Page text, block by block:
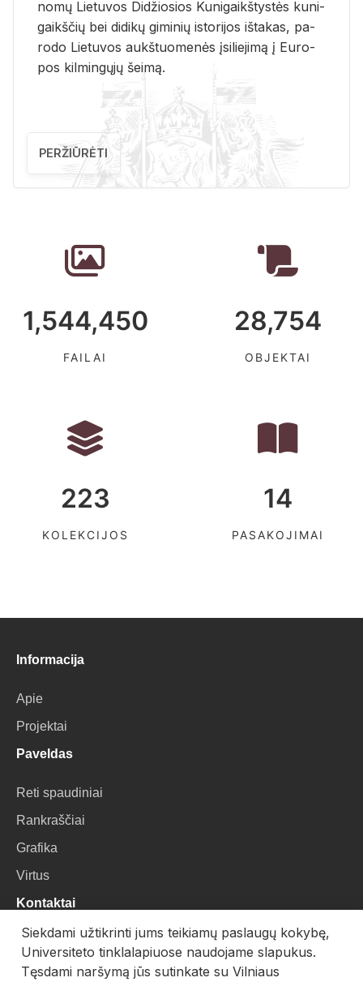
no­mų Lie­tu­vos Di­džio­sios Ku­ni­gaikš­tys­tės ku­ni­
gaikš­čių bei di­di­kų gi­mi­nių is­to­ri­jos iš­ta­kas, pa­
ro­do Lie­tu­vos aukš­tuo­me­nės įsi­lie­ji­mą į Eu­ro­
pos kil­min­gų­jų šei­mą.
PERŽIŪRĖTI
1,544,450
FAILAI
28,754
OBJEKTAI
223
KOLEKCIJOS
14
PASAKOJIMAI
Informacija
Apie
Projektai
Paveldas
Reti spaudiniai
Rankraščiai
Grafika
Virtus
Kontaktai
VU Biblioteka
Universiteto g. 3, LT-01122, Vilnius
Siekdami užtikrinti jums teikiamų paslaugų kokybę,
Universiteto tinklalapiuose naudojame slapukus.
Tęsdami naršymą jūs sutinkate su Vilniaus